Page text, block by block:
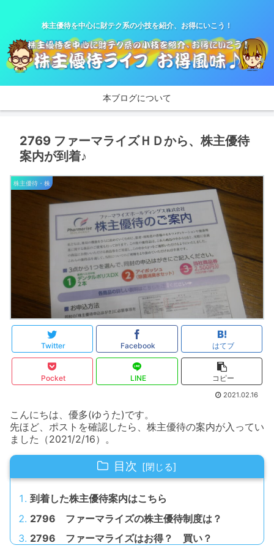
株主優待を中心に財テク系の小技を紹介、お得にいこう！
本ブログについて
2769 ファーマライズＨＤから、株主優待
案内が到着♪
株主優待・株
Twitter Facebook はてブ
Pocket LINE コピー
2021.02.16
こんにちは、優多(ゆうた)です。
先ほど、ポストを確認したら、株主優待の案内が入ってい
ました（2021/2/16）。
目次
到着した株主優待案内はこちら
2796 ファーマライズの株主優待制度は？
2796 ファーマライズはお得？ 買い？